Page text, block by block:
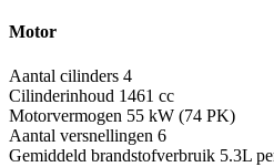
Motor
Aantal cilinders 4
Cilinderinhoud 1461 cc
Motorvermogen 55 kW (74 PK)
Aantal versnellingen 6
Gemiddeld brandstofverbruik 5.3L